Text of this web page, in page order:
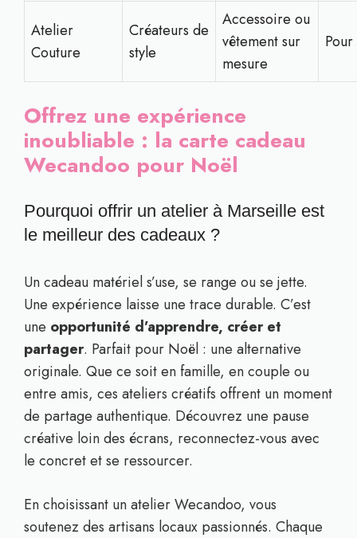
Atelier
Couture
Créateurs de
style
Accessoire ou
vêtement sur
mesure
Offrez une expérience
inoubliable : la carte cadeau
Wecandoo pour Noël
Pourquoi offrir un atelier à Marseille est
le meilleur des cadeaux ?
Un cadeau matériel s’use, se range ou se jette.
Une expérience laisse une trace durable. C’est
une opportunité d’apprendre, créer et
partager. Parfait pour Noël : une alternative
originale. Que ce soit en famille, en couple ou
entre amis, ces ateliers créatifs offrent un moment
de partage authentique. Découvrez une pause
créative loin des écrans, reconnectez-vous avec
le concret et se ressourcer.
En choisissant un atelier Wecandoo, vous
soutenez des artisans locaux passionnés. Chaque